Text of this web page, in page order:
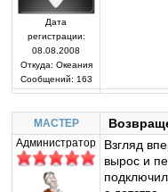
Дата
регистрации:
08.08.2008
Откуда: Океания
Сообщений: 163
MACTEP
Администратор
Взгляд
вырос и